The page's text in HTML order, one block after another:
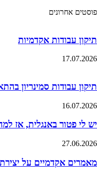
פוסטים אחרונים
תיקון עבודות אקדמיות
17.07.2026
תיקון עבודות סמינריון
16.07.2026
יש לי פטור באנגלית, אז
27.06.2026
מאמרים אקדמיים על